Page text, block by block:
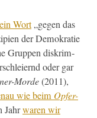
Wort„gegen das
der Demokratie
Grup­pen diskri­m­
oder gar
Morde(2011),
wie beim Opfer-
Jahrwaren wir